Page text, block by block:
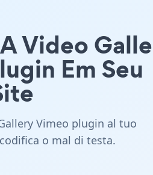
Video
Em Seu
Vimeo plugin al tuo
o mal di testa.